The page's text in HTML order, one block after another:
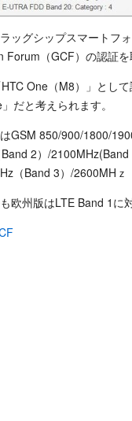
ッグシップスマートフ
Forum（GCF）の認証を
One（M8）」とし
」だと考えられます。
GSM 850/900/1800/
2）/
（Band 3）/2600MHｚ
欧州版はLTE Band 1に